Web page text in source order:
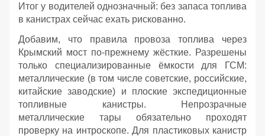
Итог у водителей однозначный: без запаса топлива
в канистрах сейчас ехать рискованно.
Добавим, что правила провоза топлива через
Крымский мост по‑прежнему жёсткие. Разрешены
только специализированные ёмкости для ГСМ:
металлические (в том числе советские, российские,
китайские заводские) и плоские экспедиционные
топливные канистры. Непрозрачные
металлические тары обязательно проходят
проверку на интроскопе. Для пластиковых канистр